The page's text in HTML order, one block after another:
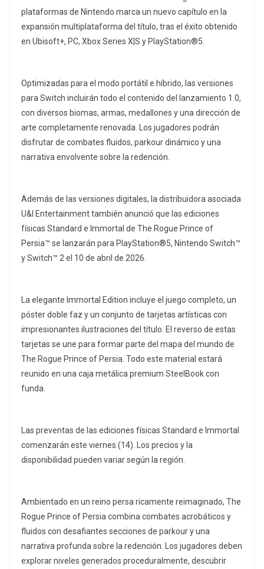
plataformas de Nintendo marca un nuevo capítulo en la
expansión multiplataforma del título, tras el éxito obtenido
en Ubisoft+, PC, Xbox Series X|S y PlayStation®5.
Optimizadas para el modo portátil e híbrido, las versiones
para Switch incluirán todo el contenido del lanzamiento 1.0,
con diversos biomas, armas, medallones y una dirección de
arte completamente renovada. Los jugadores podrán
disfrutar de combates fluidos, parkour dinámico y una
narrativa envolvente sobre la redención.
Además de las versiones digitales, la distribuidora asociada
U&I Entertainment también anunció que las ediciones
físicas Standard e Immortal de The Rogue Prince of
Persia™ se lanzarán para PlayStation®5, Nintendo Switch™
y Switch™ 2 el 10 de abril de 2026.
La elegante Immortal Edition incluye el juego completo, un
póster doble faz y un conjunto de tarjetas artísticas con
impresionantes ilustraciones del título. El reverso de estas
tarjetas se une para formar parte del mapa del mundo de
The Rogue Prince of Persia. Todo este material estará
reunido en una caja metálica premium SteelBook con
funda.
Las preventas de las ediciones físicas Standard e Immortal
comenzarán este viernes (14). Los precios y la
disponibilidad pueden variar según la región.
Ambientado en un reino persa ricamente reimaginado, The
Rogue Prince of Persia combina combates acrobáticos y
fluidos con desafiantes secciones de parkour y una
narrativa profunda sobre la redención. Los jugadores deben
explorar niveles generados proceduralmente, descubrir